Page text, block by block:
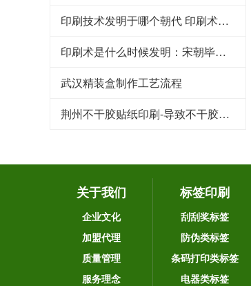
印刷技术发明于哪个朝代 印刷术是哪个朝代发明的
印刷术是什么时候发明：宋朝毕昇发明（利于文化传承）
武汉精装盒制作工艺流程
荆州不干胶贴纸印刷-导致不干胶标签粘性下降的原因
关于我们
企业文化
加盟代理
质量管理
服务理念
标签印刷
刮刮奖标签
防伪类标签
条码打印类标签
电器类标签